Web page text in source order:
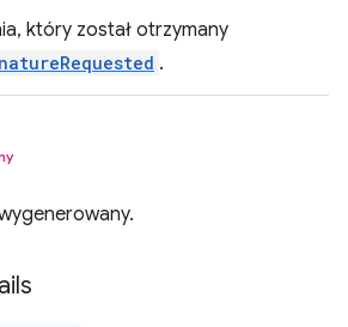
który został otrzymany
.